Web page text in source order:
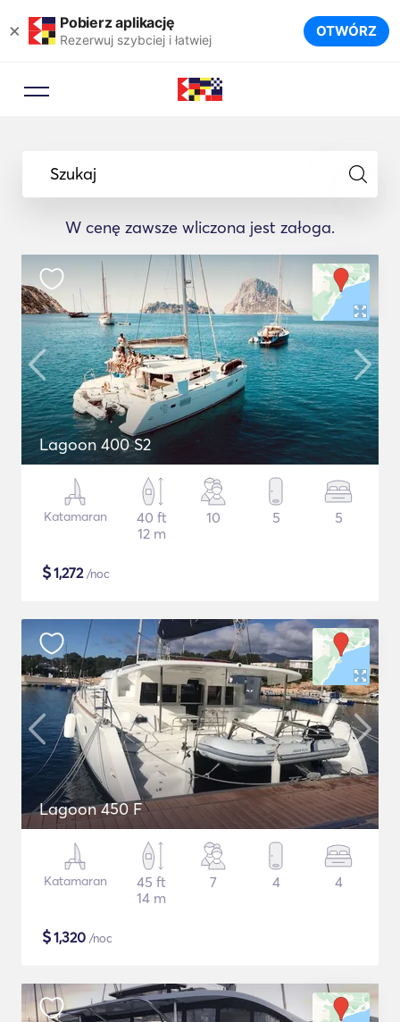
× Pobierz aplikację
Rezerwuj szybciej i łatwiej OTWÓRZ
Szukaj
W cenę zawsze wliczona jest załoga.
Lagoon 400 S2
Katamaran
40 ft
12 m
10 5 5
$1,272/noc
Lagoon 450 F
Katamaran
45 ft
14 m
7 4 4
$1,320 /noc